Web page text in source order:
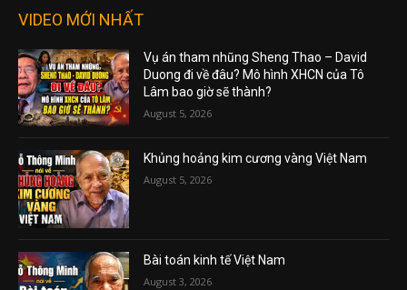
VIDEO MỚI NHẤT
Vụ án tham nhũng Sheng Thao – David
Duong đi về đâu? Mô hình XHCN của Tô
Lâm bao giờ sẽ thành?
August 5, 2026
Khủng hoảng kim cương vàng Việt Nam
August 5, 2026
Bài toán kinh tế Việt Nam
August 3, 2026